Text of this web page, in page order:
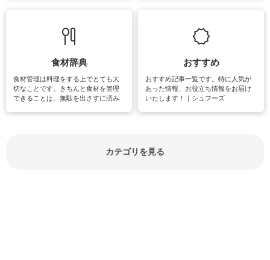
楽しめそうな趣味に関する情報をご
紹介しています。
食材辞典
食材管理は料理をする上でとても大
切なことです。きちんと食材を管理
できることは、無駄を出さすに済み
おすすめ
おすすめ記事一覧です。特に人気が
あった情報、お役立ち情報をお届け
いたします！｜シュフーズ
カテゴリを見る